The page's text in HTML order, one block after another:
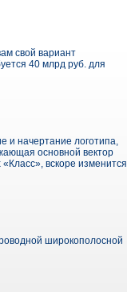
свой вариант
40 млрд руб. для
и начертание логотипа,
основной вектор
вскоре изменится
широкополосной